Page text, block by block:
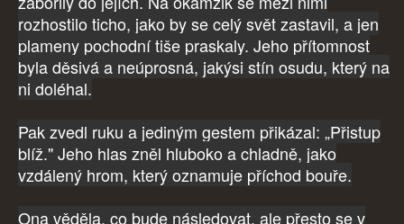
rozhostilo ticho, jako by se celý svět zastavil, a jen
plameny pochodní tiše praskaly. Jeho přítomnost
byla děsivá a neúprosná, jakýsi stín osudu, který na
ni doléhal.
Pak zvedl ruku a jediným gestem přikázal: „Přistup
blíž." Jeho hlas zněl hluboko a chladně, jako
vzdálený hrom, který oznamuje příchod bouře.
Ona věděla, co bude následovat, ale přesto se v